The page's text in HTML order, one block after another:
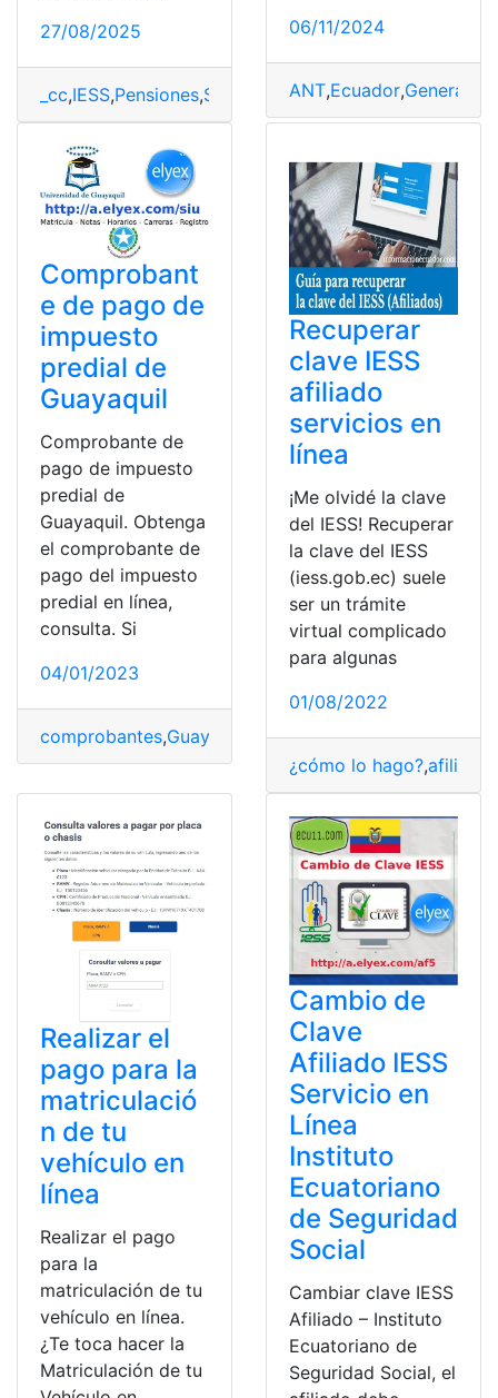
27/08/2025
_cc,IESS,Pensiones,Servicio en linea,Simulador
06/11/2024
ANT,Ecuador,Generar
Comprobant
e de pago de
impuesto
predial de
Guayaquil
Comprobante de
pago de impuesto
predial de
Guayaquil. Obtenga
el comprobante de
pago del impuesto
predial en línea,
consulta. Si
04/01/2023
comprobantes,Guayaquil Impuesto Predial,Servicio en
Recuperar
clave IESS
afiliado
servicios en
línea
¡Me olvidé la clave
del IESS! Recuperar
la clave del IESS
(iess.gob.ec) suele
ser un trámite
virtual complicado
para algunas
01/08/2022
¿cómo lo hago?,afiliados
Realizar el
pago para la
matriculació
n de tu
vehículo en
línea
Realizar el pago
para la
matriculación de tu
vehículo en línea.
¿Te toca hacer la
Matriculación de tu
Cambio de
Clave
Afiliado IESS
Servicio en
Línea
Instituto
Ecuatoriano
de Seguridad
Social
Cambiar clave IESS
Afiliado – Instituto
Ecuatoriano de
Seguridad Social, el